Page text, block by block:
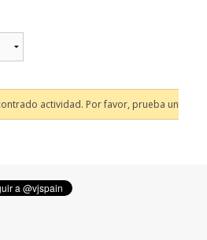
actividad. Por favor, prueba un